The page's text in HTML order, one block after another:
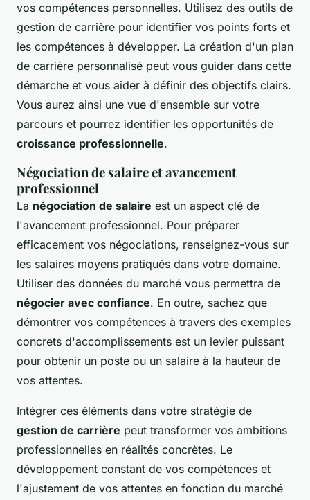
vos compétences personnelles. Utilisez des outils de
gestion de carrière pour identifier vos points forts et
les compétences à développer. La création d'un plan
de carrière personnalisé peut vous guider dans cette
démarche et vous aider à définir des objectifs clairs.
Vous aurez ainsi une vue d'ensemble sur votre
parcours et pourrez identifier les opportunités de
croissance professionnelle.
Négociation de salaire et avancement
professionnel
La négociation de salaire est un aspect clé de
l'avancement professionnel. Pour préparer
efficacement vos négociations, renseignez-vous sur
les salaires moyens pratiqués dans votre domaine.
Utiliser des données du marché vous permettra de
négocier avec confiance. En outre, sachez que
démontrer vos compétences à travers des exemples
concrets d'accomplissements est un levier puissant
pour obtenir un poste ou un salaire à la hauteur de
vos attentes.
Intégrer ces éléments dans votre stratégie de
gestion de carrière peut transformer vos ambitions
professionnelles en réalités concrètes. Le
développement constant de vos compétences et
l'ajustement de vos attentes en fonction du marché